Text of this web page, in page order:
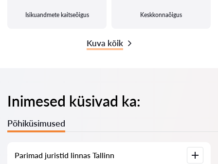
Isikuandmete kaitseõigus Keskkonnaõigus
Kuva kõik
Inimesed küsivad ka:
Põhiküsimused
Parimad juristid linnas Tallinn